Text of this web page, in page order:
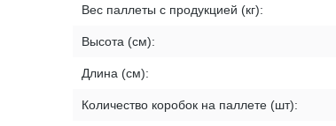
Вес паллеты с продукцией (кг):
Высота (см):
Длина (см):
Количество коробок на паллете (шт):